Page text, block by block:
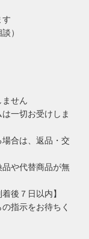
す
）
せん
一切お受けしま
合は、返品・交
や代替商品が無
後７日以内】
指示をお待ちく